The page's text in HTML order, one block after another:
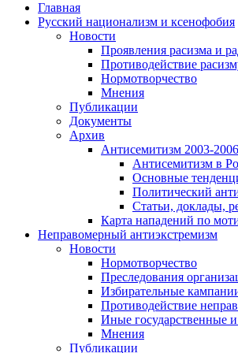
Главная
Русский национализм и ксенофобия
Новости
Проявления расизма и
Противодействие
Нормотворчество
Мнения
Публикации
Документы
Архив
Антисемитизм 2003-2006
Антисемитизм в
Основные
Политический
Статьи, доклады,
Карта нападений по
Неправомерный антиэкстремизм
Новости
Нормотворчество
Преследования
Избирательные
Противодействие
Иные государственные
Мнения
Публикации